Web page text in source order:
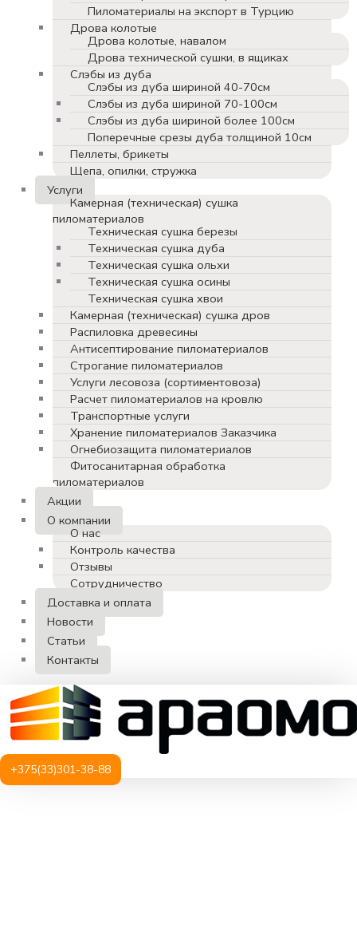
Пиломатериалы на экспорт в Турцию
Дрова колотые
Дрова колотые, навалом
Дрова технической сушки, в ящиках
Слэбы из дуба
Слэбы из дуба шириной 40-70см
Слэбы из дуба шириной 70-100см
Слэбы из дуба шириной более 100см
Поперечные срезы дуба толщиной 10см
Пеллеты, брикеты
Щепа, опилки, стружка
Услуги
Камерная (техническая) сушка
пиломатериалов
Техническая сушка березы
Техническая сушка дуба
Техническая сушка ольхи
Техническая сушка осины
Техническая сушка хвои
Камерная (техническая) сушка дров
Распиловка древесины
Антисептирование пиломатериалов
Строгание пиломатериалов
Услуги лесовоза (сортиментовоза)
Расчет пиломатериалов на кровлю
Транспортные услуги
Хранение пиломатериалов Заказчика
Огнебиозащита пиломатериалов
Фитосанитарная обработка
пиломатериалов
Акции
О компании
О нас
Контроль качества
Отзывы
Сотрудничество
Доставка и оплата
Новости
Статьи
Контакты
+375(33)301-38-88